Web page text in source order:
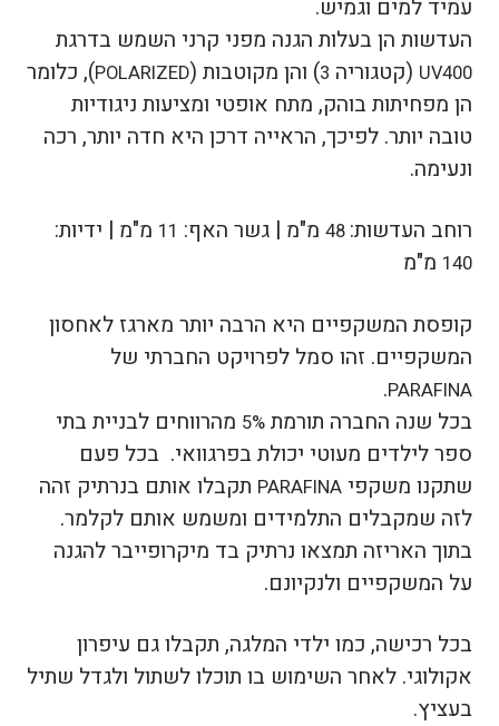
עמיד למים וגמיש.
העדשות הן בעלות הגנה מפני קרני השמש בדרגת
UV400 (קטגוריה 3) והן מקוטבות (POLARIZED), כלומר
הן מפחיתות בוהק, מתח אופטי ומציעות ניגודיות
טובה יותר. לפיכך, הראייה דרכן היא חדה יותר, רכה
ונעימה.
רוחב העדשות:
מ"מ | גשר האף: 11 מ"מ | ידיות:
140 מ"מ
קופסת המשקפיים היא הרבה יותר מארגז לאחסון
המשקפיים. זהו סמל לפרויקט החברתי של
PARAFINA
.
בכל שנה החברה תורמת 5% מהרווחים לבניית בתי
ספר לילדים מעוטי יכולת בפרגוואי. בכל פעם
שתקנו משקפי PARAFINA תקבלו אותם בנרתיק זהה
לזה שמקבלים התלמידים ומשמש אותם לקלמר.
בתוך האריזה תמצאו נרתיק בד מיקרופייבר להגנה
על המשקפיים ולנקיונם.
בכל רכישה, כמו ילדי המלגה, תקבלו גם עיפרון
אקולוגי. לאחר השימוש בו תוכלו לשתול ולגדל שתיל
בעציץ.